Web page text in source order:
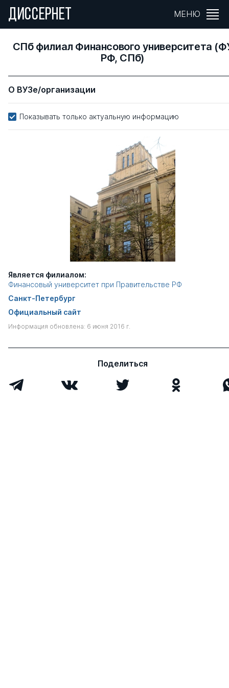
ДИССЕРНЕТ МЕНЮ
СПб филиал Финансового университета
РФ, СПб)
О ВУЗе/организации
Показывать только актуальную информацию
Является филиалом:
Финансовый университет при Правительстве РФ
Санкт-Петербург
Официальный сайт
Информация обновлена: 6 июня 2016 г.
Поделиться